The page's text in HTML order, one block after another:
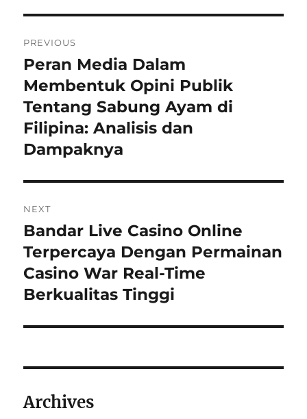
navigation
PREVIOUS
Previous
post:
Peran Media Dalam
Membentuk Opini Publik
Tentang Sabung Ayam di
Filipina: Analisis dan
Dampaknya
NEXT
Next
post:
Bandar Live Casino Online
Terpercaya Dengan Permainan
Casino War Real-Time
Berkualitas Tinggi
Archives